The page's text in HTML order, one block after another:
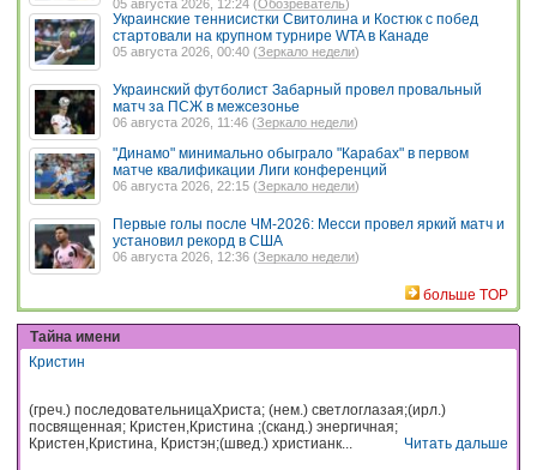
05 августа 2026, 12:24 (Обозреватель)
Украинские теннисистки Свитолина и Костюк с побед
стартовали на крупном турнире WTA в Канаде
05 августа 2026, 00:40 (Зеркало недели)
Украинский футболист Забарный провел провальный
матч за ПСЖ в межсезонье
06 августа 2026, 11:46 (Зеркало недели)
"Динамо" минимально обыграло "Карабах" в первом
матче квалификации Лиги конференций
06 августа 2026, 22:15 (Зеркало недели)
Первые голы после ЧМ-2026: Месси провел яркий матч и
установил рекорд в США
06 августа 2026, 12:36 (Зеркало недели)
больше TOP
Тайна имени
Кристин
(греч.) последовательницаХриста; (нем.) светлоглазая;(ирл.)
посвященная; Кристен,Кристина ;(сканд.) энергичная;
Кристен,Кристина, Кристэн;(швед.) христианк...
Читать дальше